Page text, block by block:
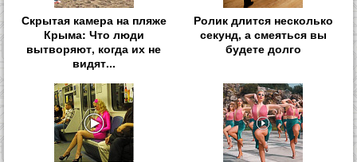
Скрытая камера на пляже
Крыма: Что люди
вытворяют, когда их не
видят...
Ролик длится несколько
секунд, а смеяться вы
будете долго